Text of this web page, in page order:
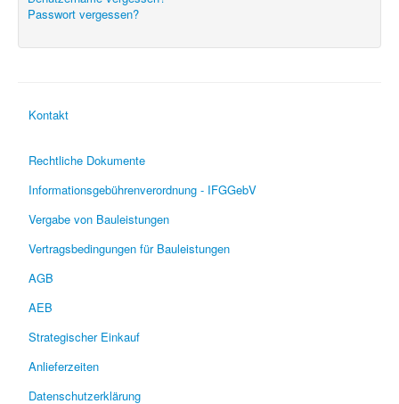
Passwort vergessen?
Kontakt
Rechtliche Dokumente
Informationsgebührenverordnung - IFGGebV
Vergabe von Bauleistungen
Vertragsbedingungen für Bauleistungen
AGB
AEB
Strategischer Einkauf
Anlieferzeiten
Datenschutzerklärung